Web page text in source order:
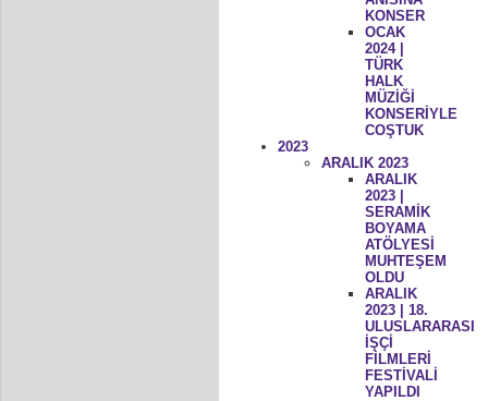
KONSER
OCAK
2024 |
TÜRK
HALK
MÜZİĞİ
KONSERİYLE
COŞTUK
2023
ARALIK 2023
ARALIK
2023 |
SERAMİK
BOYAMA
ATÖLYESİ
MUHTEŞEM
OLDU
ARALIK
2023 | 18.
ULUSLARARASI
İŞÇİ
FİLMLERİ
FESTİVALİ
YAPILDI